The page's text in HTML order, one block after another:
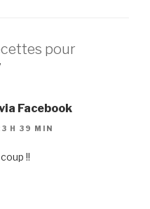
pour
Facebook
H 39 MIN
!!